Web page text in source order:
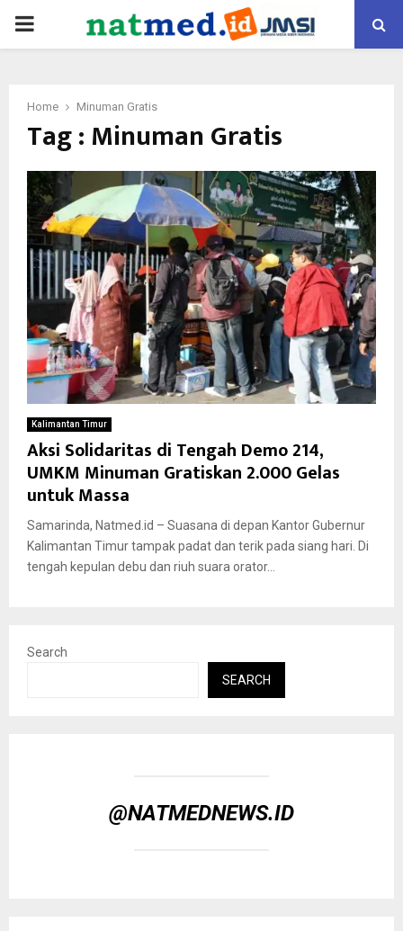
PRIMARY
Home Minuman Gratis
Tag : Minuman Gratis
Kalimantan Timur
Aksi Solidaritas di Tengah Demo 214,
UMKM Minuman Gratiskan 2.000 Gelas
untuk Massa
Samarinda, Natmed.id – Suasana di depan Kantor Gubernur
Kalimantan Timur tampak padat dan terik pada siang hari. Di
tengah kepulan debu dan riuh suara orator...
Search
SEARCH
@NATMEDNEWS.ID